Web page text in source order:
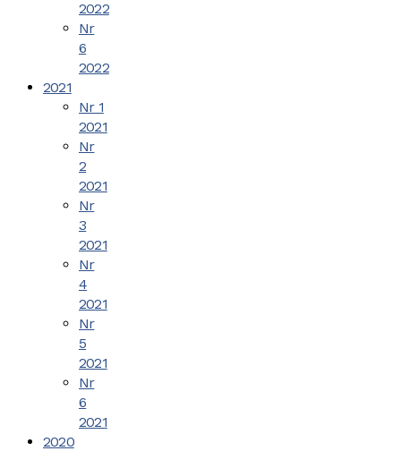
2022
Nr
6
2022
2021
Nr 1
2021
Nr
2
2021
Nr
3
2021
Nr
4
2021
Nr
5
2021
Nr
6
2021
2020